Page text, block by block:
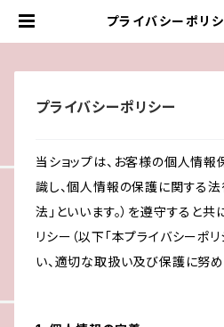
プライバシーポリ
プライバシーポリシー
当ショップは、お客様の個人情
識し、個人情報の保護に関する
法」といいます。）を遵守すると
リシー（以下「本プライバシーポリ
い、適切な取扱い及び保護に努め